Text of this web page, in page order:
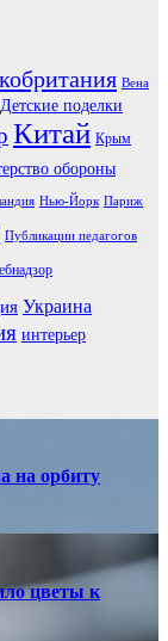
Вена
Детские поделки
Китай Крым
обороны
Нью-Йорк Париж
Публикации педагогов
Украина
интерьер
на орбиту
цветы к